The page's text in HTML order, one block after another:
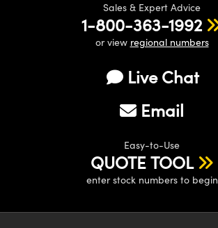
Sales & Expert Advice
1-800-363-1992
or view regional numbers
Live Chat
Email
Easy-to-Use
QUOTE TOOL
enter stock numbers to begin